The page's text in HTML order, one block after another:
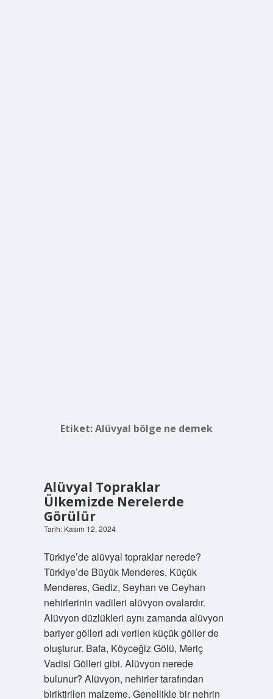
Etiket:Alüvyal bölge ne demek
Alüvyal Topraklar
Ülkemizde Nerelerde
Görülür
Tarih: Kasım 12, 2024
Türkiye’de alüvyal topraklar nerede?
Türkiye’de Büyük Menderes, Küçük
Menderes, Gediz, Seyhan ve Ceyhan
nehirlerinin vadileri alüvyon ovalardır.
Alüvyon düzlükleri aynı zamanda alüvyon
bariyer gölleri adı verilen küçük göller de
oluşturur. Bafa, Köyceğiz Gölü, Meriç
Vadisi Gölleri gibi. Alüvyon nerede
bulunur? Alüvyon, nehirler tarafından
biriktirilen malzeme. Genellikle bir nehrin